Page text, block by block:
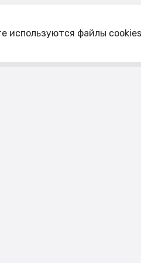
используются файлы cookies